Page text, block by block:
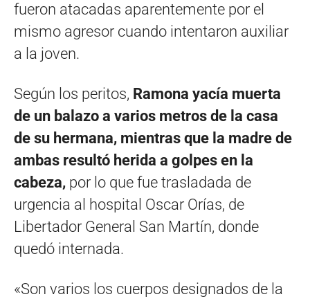
fueron atacadas aparentemente por el
mismo agresor cuando intentaron auxiliar
a la joven.
Según los peritos, Ramona yacía muerta
de un balazo a varios metros de la casa
de su hermana, mientras que la madre de
ambas resultó herida a golpes en la
cabeza, por lo que fue trasladada de
urgencia al hospital Oscar Orías, de
Libertador General San Martín, donde
quedó internada.
«Son varios los cuerpos designados de la